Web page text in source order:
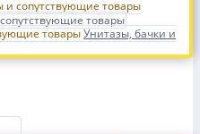
товары
Унитазы, бачки и